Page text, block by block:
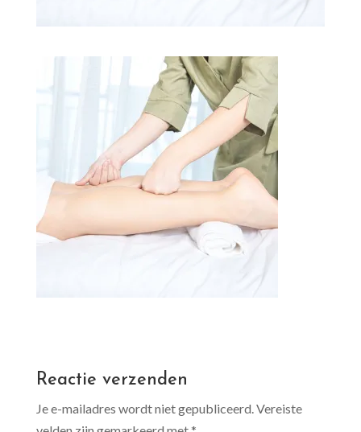
Reactie verzenden
Je e-mailadres wordt niet gepubliceerd.Vereiste